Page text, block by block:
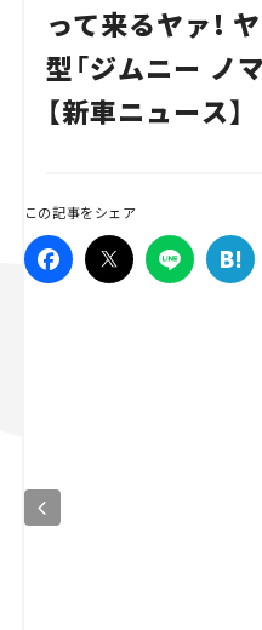
って来るヤァ!
型「ジムニー ノ
【新車ニュース】
この記事をシェア
Traffic
Special
Campaign
人気のハッシュタグ
スズキ ジムニー｜Suzuki